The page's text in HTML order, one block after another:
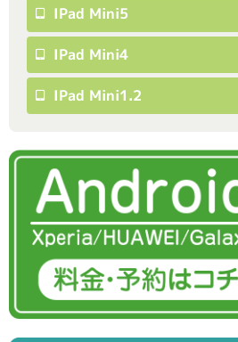
IPad Mini5
IPad Mini4
IPad Mini1.2